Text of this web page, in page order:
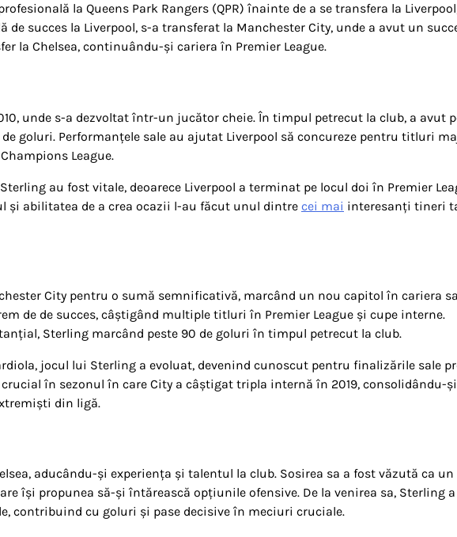
la Queens Park Rangers (QPR) înainte de a se transfera la
de succes la Liverpool, s-a transferat la Manchester City, unde a avut un
la Chelsea, continuându-și cariera în Premier League.
unde s-a dezvoltat într-un jucător cheie. În timpul petrecut la club, a avut
goluri. Performanțele sale au ajutat Liverpool să concureze pentru titluri
League.
au fost vitale, deoarece Liverpool a terminat pe locul doi în Premier
și abilitatea de a crea ocazii l-au făcut unul dintre cei mai interesanți tineri
City pentru o sumă semnificativă, marcând un nou capitol în cariera
de de succes, câștigând multiple titluri în Premier League și cupe interne.
Sterling marcând peste 90 de goluri în timpul petrecut la club.
jocul lui Sterling a evoluat, devenind cunoscut pentru finalizările sale
în sezonul în care City a câștigat tripla internă în 2019, consolidându-și
din ligă.
aducându-și experiența și talentul la club. Sosirea sa a fost văzută ca un
își propunea să-și întărească opțiunile ofensive. De la venirea sa, Sterling a
contribuind cu goluri și pase decisive în meciuri cruciale.